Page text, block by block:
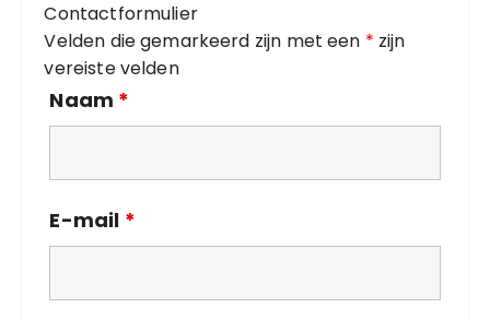
e
ë
n
Contactformulier
Velden die gemarkeerd zijn met een * zijn
vereiste velden
Naam *
E-mail *